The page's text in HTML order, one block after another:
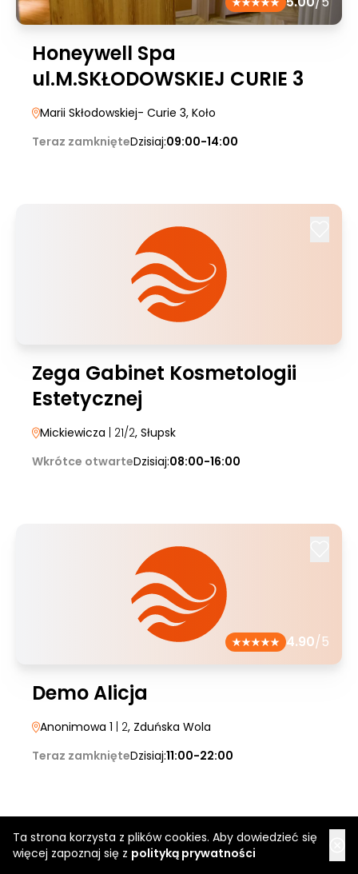
Ta strona korzysta z plików cookies. Aby dowiedzieć się
więcej zapoznaj się z polityką prywatności
Honeywell Spa
ul.M.SKŁODOWSKIEJ CURIE 3
Marii Skłodowskiej- Curie 3, Koło
Teraz zamknięteDzisiaj:09:00-14:00
Zega Gabinet Kosmetologii
Estetycznej
Mickiewicza | 21/2, Słupsk
Wkrótce otwarteDzisiaj:08:00-16:00
4.90/5
Demo Alicja
Anonimowa 1 | 2, Zduńska Wola
Teraz zamknięteDzisiaj:11:00-22:00